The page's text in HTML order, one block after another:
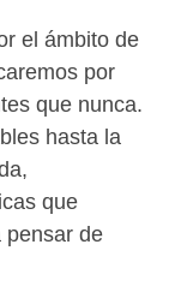
el ámbito de
por
que nunca.
hasta la
que
pensar de